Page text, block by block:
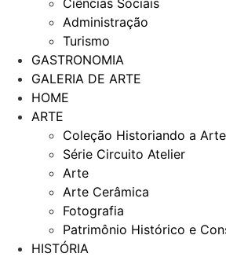
Ciências Sociais
Administração
Turismo
GASTRONOMIA
GALERIA DE ARTE
HOME
ARTE
Coleção Historiando a
Série Circuito Atelier
Arte
Arte Cerâmica
Fotografia
Patrimônio Histórico e
HISTÓRIA